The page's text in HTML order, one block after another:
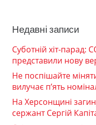
Недавні записи
Суботній хіт-парад:
представили нову
Не поспішайте
вилучає п’ять
На Херсонщині
сержант Сергій